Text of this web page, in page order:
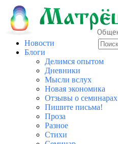
Новости
Блоги
Делимся опытом
Дневники
Мысли вслух
Новая экономика
Отзывы о семинарах
Пишите письма!
Проза
Разное
Стихи